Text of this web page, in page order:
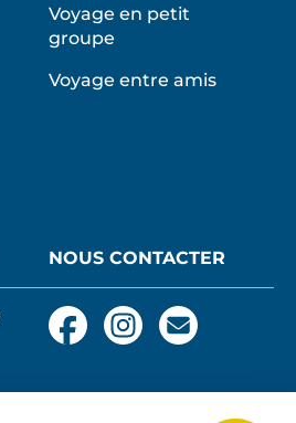
Voyage en petit
groupe
Voyage entre amis
NOUS CONTACTER
FacebookInstagram
Nous
contacter
email